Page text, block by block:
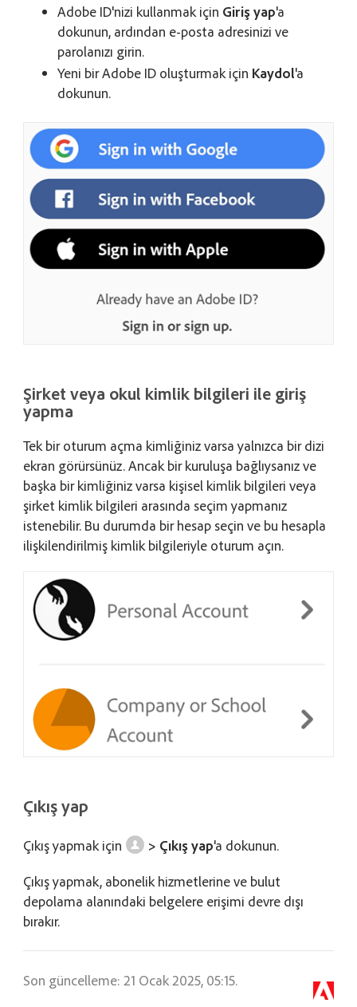
Adobe ID'nizi kullanmak için Giriş yap'a
dokunun, ardından e-posta adresinizi ve
parolanızı girin.
Yeni bir Adobe ID oluşturmak için Kaydol'a
dokunun.
Şirket veya okul kimlik bilgileri ile giriş
yapma
Tek bir oturum açma kimliğiniz varsa yalnızca bir dizi
ekran görürsünüz. Ancak bir kuruluşa bağlıysanız ve
başka bir kimliğiniz varsa kişisel kimlik bilgileri veya
şirket kimlik bilgileri arasında seçim yapmanız
istenebilir. Bu durumda bir hesap seçin ve bu hesapla
ilişkilendirilmiş kimlik bilgileriyle oturum açın.
Çıkış yap
Çıkış yapmak için > Çıkış yap'a dokunun.
Çıkış yapmak, abonelik hizmetlerine ve bulut
depolama alanındaki belgelere erişimi devre dışı
bırakır.
Son güncelleme: 21 Ocak 2025, 05:15.